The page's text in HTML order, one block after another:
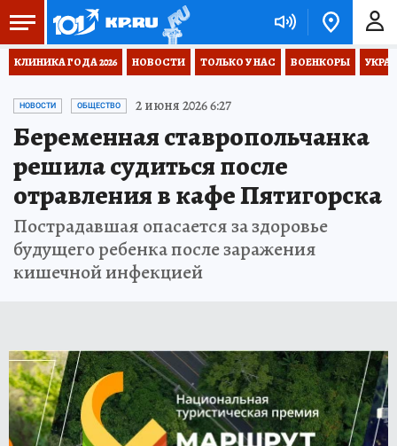
КЛИНИКА ГОДА 2026 НОВОСТИ ТОЛЬКО У НАС ВОЕНКОРЫ
НОВОСТИ ОБЩЕСТВО 2 июня 2026 6:27
Беременная ставропольчанка
решила судиться после
отравления в кафе Пятигорска
Пострадавшая опасается за здоровье
будущего ребенка после заражения
кишечной инфекцией